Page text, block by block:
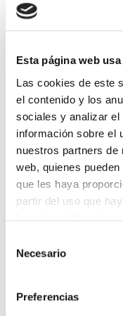
Esta página web
Las cookies de este
el contenido y los
sociales y analizar
información sobre el
nuestros partners de
web, quienes
que les haya
partir del uso que
Necesario
Preferencias
Bildu que
garanticen la
plantilla.
Amvisa ha
trabajo a toda la
servicio
ciudadanía, lo
vulneración del
derecho laboral.
administración
publificación del
estas personas